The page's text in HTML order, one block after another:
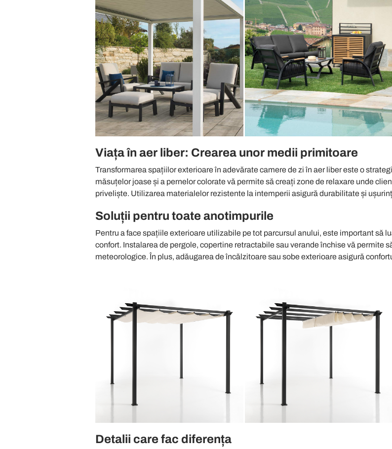
Viața în aer liber: Crearea unor medii primitoare
Transformarea spațiilor exterioare în adevărate camere de zi în aer liber este o
măsuțelor joase și a pernelor colorate vă permite să creați zone de relaxare unde
priveliște. Utilizarea materialelor rezistente la intemperii asigură durabilitate și
Soluții pentru toate anotimpurile
Pentru a face spațiile exterioare utilizabile pe tot parcursul anului, este important să
confort. Instalarea de pergole, copertine retractabile sau verande închise vă permite
meteorologice. În plus, adăugarea de încălzitoare sau sobe exterioare asigură
Detalii care fac diferența